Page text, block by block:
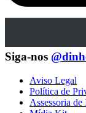
Siga-nos
Aviso Legal
Política de
Assessoria de